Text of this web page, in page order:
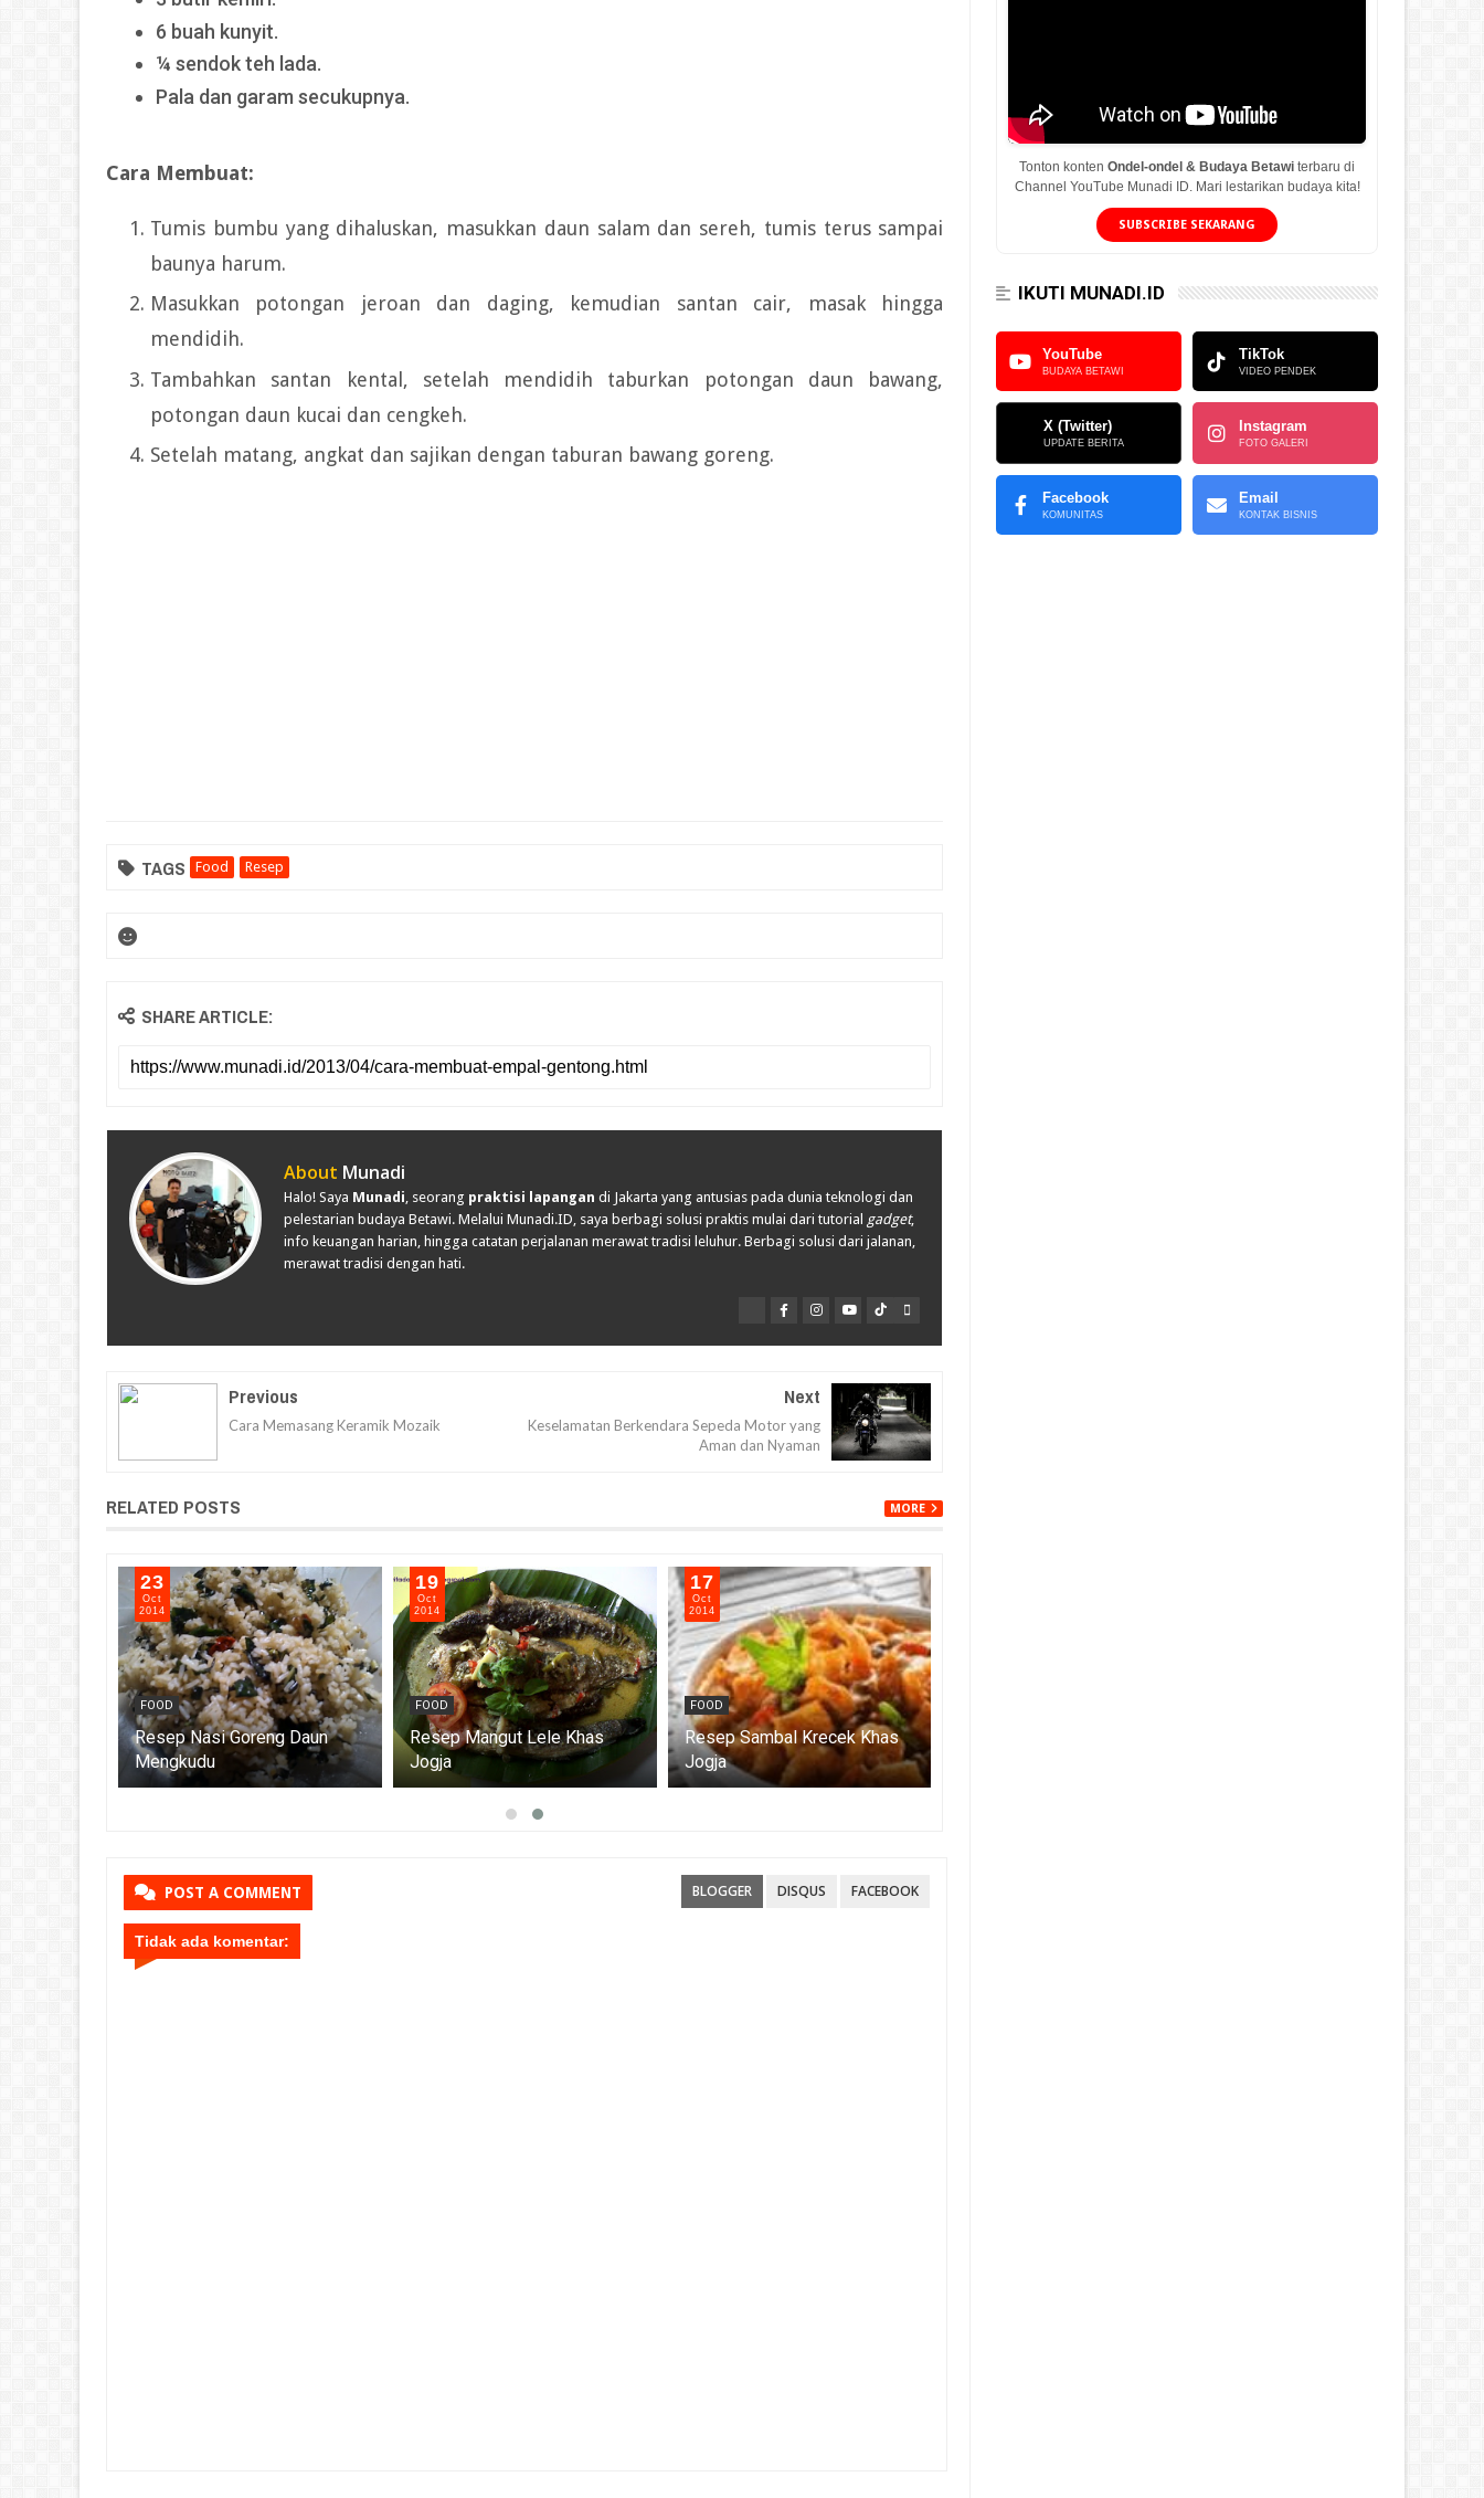
6 buah kunyit.
¼ sendok teh lada.
Pala dan garam secukupnya.
Cara Membuat:
Tumis bumbu yang dihaluskan, masukkan daun salam dan sereh, tumis terus sampai
baunya harum.
Masukkan potongan jeroan dan daging, kemudian santan cair, masak hingga
mendidih.
Tambahkan santan kental, setelah mendidih taburkan potongan daun bawang,
potongan daun kucai dan cengkeh.
Setelah matang, angkat dan sajikan dengan taburan bawang goreng.
TAGS Food Resep
SHARE ARTICLE:
About Munadi
Halo! Saya Munadi, seorang praktisi lapangan di Jakarta yang antusias pada dunia teknologi dan
pelestarian budaya Betawi. Melalui Munadi.ID, saya berbagi solusi praktis mulai dari tutorial gadget,
info keuangan harian, hingga catatan perjalanan merawat tradisi leluhur. Berbagi solusi dari jalanan,
merawat tradisi dengan hati.
Previous
Cara Memasang Keramik Mozaik
Next
Keselamatan Berkendara Sepeda Motor yang
Aman dan Nyaman
RELATED POSTS MORE
23
Oct
2014
FOOD
Resep Nasi Goreng Daun
Mengkudu
19
Oct
2014
FOOD
Resep Mangut Lele Khas
Jogja
17
Oct
2014
FOOD
Resep Sambal Krecek Khas
Jogja
POST A COMMENT BLOGGER DISQUS FACEBOOK
Tidak ada komentar:
Tonton kontenOndel-ondel & Budaya Betawi terbaru di
Channel YouTube Munadi ID. Mari lestarikan budaya kita!
SUBSCRIBE SEKARANG
IKUTI MUNADI.ID
YouTube
BUDAYA BETAWI
TikTok
VIDEO PENDEK
X (Twitter)
UPDATE BERITA
Instagram
FOTO GALERI
Facebook
KOMUNITAS
Email
KONTAK BISNIS